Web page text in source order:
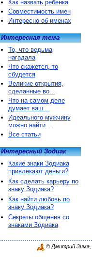
Как назвать ребенка
Совместимость имен
Интересно об именах
Интересная тема
То, что ведьма
нагадала
Что скажется, то
сбудется
Великие открытия,
сделанные во...
Что на самом деле
думает ваш...
Идеального мужчину
можно найти...
Все статьи
Интересный Зодиак
Какие знаки Зодиака
привлекают деньги?
Как сделать карьеру по
знаку Зодиака?
Как найти любовь по
знаку Зодиака?
Секреты общения со
знаками Зодиака
© Дмитрий Зима,